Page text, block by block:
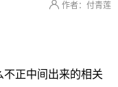
作者：付青莲
正中间出来的相关